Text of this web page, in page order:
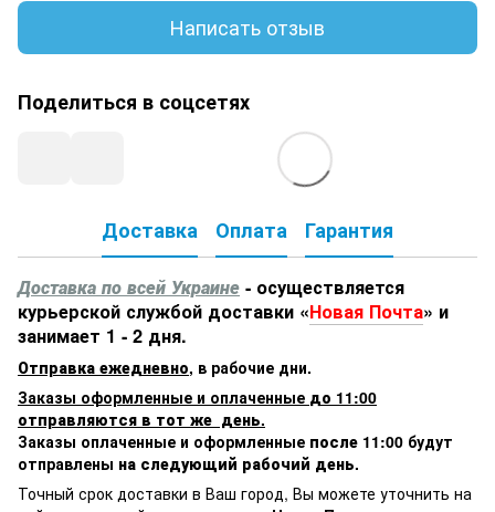
Написать отзыв
Поделиться в соцсетях
Доставка Оплата Гарантия
Доставка по всей Украине - осуществляется
курьерской службой доставки «Новая Почта» и
занимает 1 - 2 дня.
Отправка ежедневно, в рабочие дни.
Заказы оформленные и оплаченные до 11:00
отправляются в тот же день.
Заказы оплаченные и оформленные после 11:00 будут
отправлены на следующий рабочий день.
Точный срок доставки в Ваш город, Вы можете уточнить на